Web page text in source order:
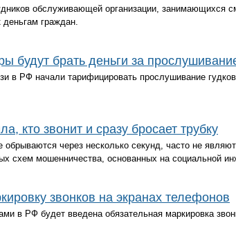
обслуживающей организации, занимающихся
деньгам граждан.
будут брать деньги за
в РФ начали тарифицировать прослушивание
кто звонит и сразу бросает трубку
через несколько секунд, часто не
схем мошенничества, основанных на социальной
звонков на экранах телефонов
в РФ будет введена обязательная маркировка